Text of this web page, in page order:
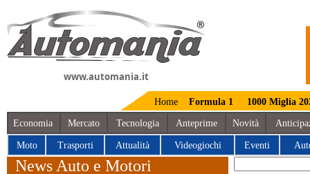
www.automania.it
Home Formula 1 1000 Miglia
Economia Mercato Tecnologia Anteprime Novità
Moto Trasporti Attualità Videogiochi Eventi
News Auto e Motori